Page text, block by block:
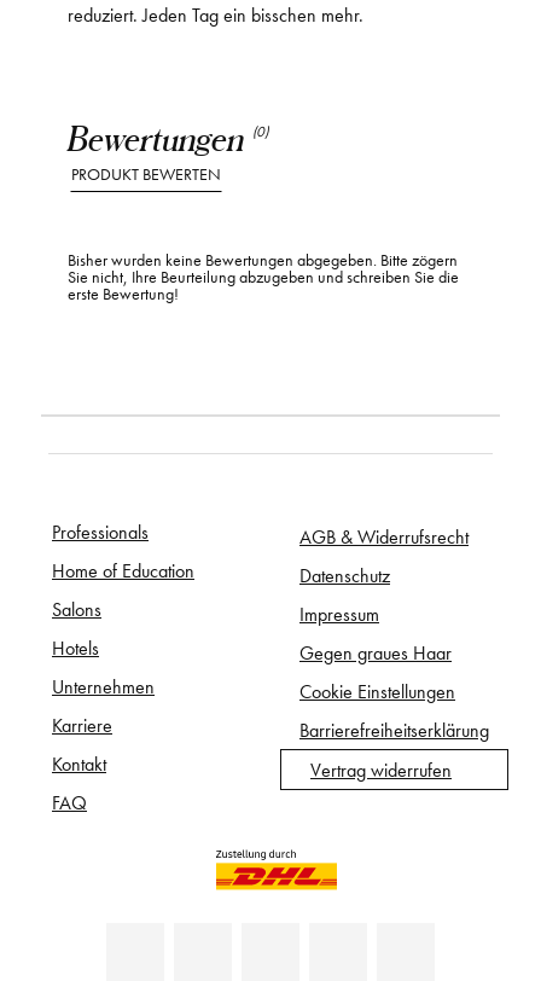
Bewertungen (0)
PRODUKT BEWERTEN
Bisher wurden keine Bewertungen abgegeben. Bitte zögern
Sie nicht, Ihre Beurteilung abzugeben und schreiben Sie die
erste Bewertung!
reduziert. Jeden Tag ein bisschen mehr.
Professionals
Home of Education
Salons
Hotels
Unternehmen
Karriere
Kontakt
FAQ
AGB & Widerrufsrecht
Datenschutz
Impressum
Gegen graues Haar
Cookie Einstellungen
Barrierefreiheitserklärung
Vertrag widerrufen